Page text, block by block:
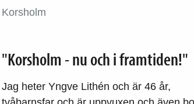
Korsholm
"Korsholm - nu och i framtiden!"
Jag heter Yngve Lithén och är 46 år,